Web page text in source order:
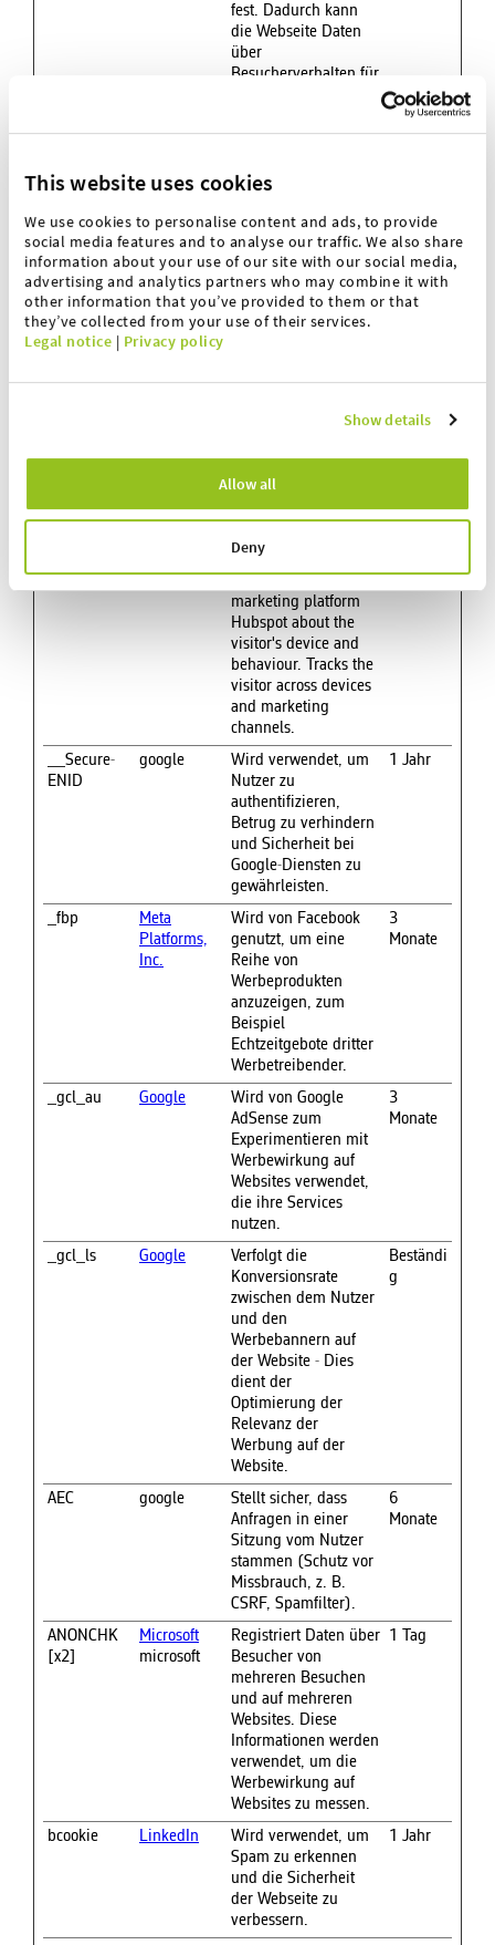
This website uses cookies
We use cookies to personalise content and ads, to provide
social media features and to analyse our traffic. We also share
information about your use of our site with our social media,
advertising and analytics partners who may combine it with
other information that you’ve provided to them or that
they’ve collected from your use of their services.
Legal notice | Privacy policy
Show details
Allow all
Deny
fest. Dadurch kann
die Webseite Daten
über
Besucherverhalten für
und Caching durch
Marketing (27)
Marketing-Cookies werden verwendet, um
und ansprechend für den einzelnen Benutzer
sind und daher wertvoller für Publisher und
werbetreibende Drittparteien sind.
Zweck
__ptq.gif
HubSpot
Sends data to the
marketing platform
Hubspot about the
visitor's device and
behaviour. Tracks the
visitor across devices
and marketing
channels.
Sitzung
__Secure-
ENID
google
Wird verwendet, um
Nutzer zu
authentifizieren,
Betrug zu verhindern
und Sicherheit bei
Google-Diensten zu
gewährleisten.
1 Jahr
_fbp
Meta
Platforms,
Inc.
Wird von Facebook
genutzt, um eine
Reihe von
Werbeprodukten
anzuzeigen, zum
Beispiel
Echtzeitgebote dritter
Werbetreibender.
3
Monate
_gcl_au Google
Wird von Google
AdSense zum
Experimentieren mit
Werbewirkung auf
Websites verwendet,
die ihre Services
nutzen.
3
Monate
_gcl_ls Google
Verfolgt die
Konversionsrate
zwischen dem Nutzer
und den
Werbebannern auf
der Website - Dies
dient der
Optimierung der
Relevanz der
Werbung auf der
Website.
Beständi
g
AEC google
Stellt sicher, dass
Anfragen in einer
Sitzung vom Nutzer
stammen (Schutz vor
Missbrauch, z. B.
CSRF, Spamfilter).
6
Monate
ANONCHK
[x2]
Microsoft
microsoft
Registriert Daten über
Besucher von
mehreren Besuchen
und auf mehreren
Websites. Diese
Informationen werden
verwendet, um die
Werbewirkung auf
Websites zu messen.
1 Tag
bcookie LinkedIn
Wird verwendet, um
Spam zu erkennen
und die Sicherheit
der Webseite zu
verbessern.
1 Jahr